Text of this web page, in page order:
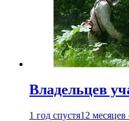
Владельцев
1 год спустя12 месяцев